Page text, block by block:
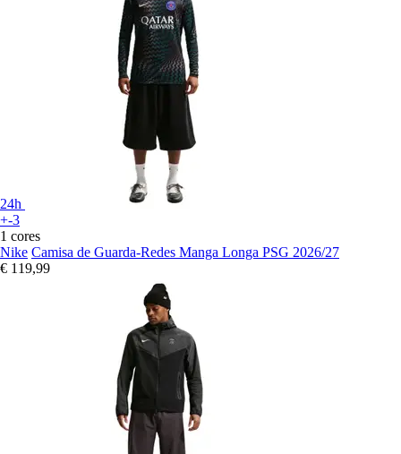
24h
+-3
1 cores
Nike Camisa de Guarda-Redes Manga Longa PSG 2026/27
€ 119,99